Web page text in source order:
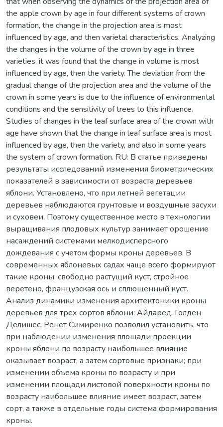
the apple crown by age in four different systems of crown
formation, the change in the projection area is most
influenced by age, and then varietal characteristics. Analyzing
the changes in the volume of the crown by age in three
varieties, it was found that the change in volume is most
influenced by age, then the variety. The deviation from the
gradual change of the projection area and the volume of the
crown in some years is due to the influence of environmental
conditions and the sensitivity of trees to this influence.
Studies of changes in the leaf surface area of the crown with
age have shown that the change in leaf surface area is most
influenced by age, then the variety, and also in some years
the system of crown formation. RU: В статье приведены
результаты исследований изменения биометрических
показателей в зависимости от возраста деревьев
яблони. Установлено, что при летней вегетации
деревьев наблюдаются грунтовые и воздушные засухи
и суховеи. Поэтому существенное место в технологии
выращивания плодовых культур занимает орошение
насаждений системами мелкодисперсного
дождевания с учетом формы кроны деревьев. В
современных яблоневых садах чаще всего формируют
такие кроны: свободно растущий куст, стройное
веретено, французская ось и сплющенный куст.
Анализ динамики изменения архитектоники кроны
деревьев для трех сортов яблони: Айдаред, Голден
Делишес, Ренет Симиренко позволил установить, что
при наблюдении изменения площади проекции
кроны яблони по возрасту наибольшее влияние
оказывает возраст, а затем сортовые признаки; при
изменении объема кроны по возрасту и при
изменении площади листовой поверхности кроны по
возрасту наибольшее влияние имеет возраст, затем
сорт, а также в отдельные годы система формирования
кроны.